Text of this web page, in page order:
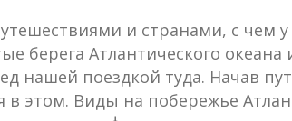
и странами, с чем у
берега Атлантического
нашей поездкой туда. Начав
в этом. Виды на побережье